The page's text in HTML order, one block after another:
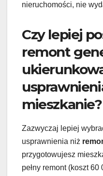
nieruchomości, nie
Czy lepiej
remont
mieszkanie?
Zazwyczaj lepiej
usprawnienia niż
przygotowujesz
pełny remont (koszt